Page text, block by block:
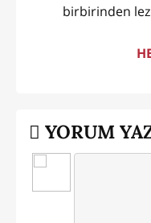
birbirinden
YORUM